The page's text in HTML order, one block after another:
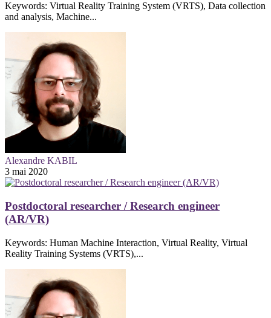
Keywords: Virtual Reality Training System (VRTS), Data collection
and analysis, Machine...
Alexandre KABIL
3 mai 2020
Postdoctoral researcher / Research engineer
(AR/VR)
Keywords: Human Machine Interaction, Virtual Reality, Virtual
Reality Training Systems (VRTS),...